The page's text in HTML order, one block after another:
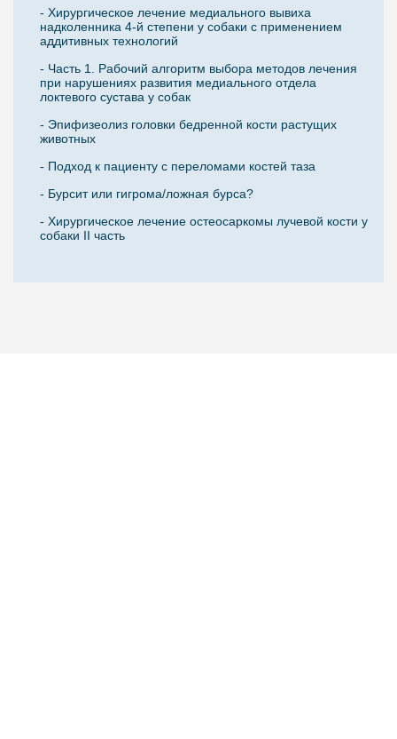
- Хирургическое лечение медиального вывиха
надколенника 4-й степени у собаки с применением
аддитивных технологий
- Часть 1. Рабочий алгоритм выбора методов лечения
при нарушениях развития медиального отдела
локтевого сустава у собак
- Эпифизеолиз головки бедренной кости растущих
животных
- Подход к пациенту с переломами костей таза
- Бурсит или гигрома/ложная бурса?
- Хирургическое лечение остеосаркомы лучевой кости у
собаки II часть